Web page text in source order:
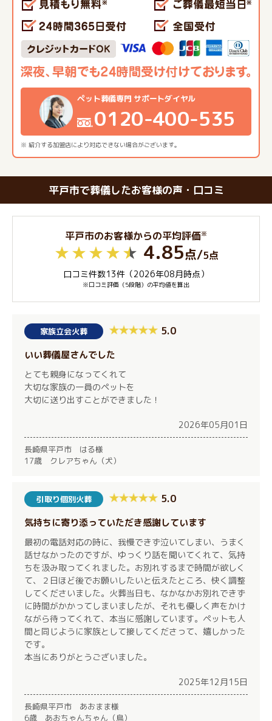
※ 紹介する加盟店により対応できない場合がございます。
ペット葬儀専門 サポートダイヤル
0120-400-535
平戸市で葬儀したお客様の声・口コミ
平戸市のお客様からの平均評価※
4.85点/5点
口コミ件数13件（2026年08月時点）
※口コミ評価（5段階）の平均値を算出
家族立会火葬 5.0
いい葬儀屋さんでした
とても親身になってくれて
大切な家族の一員のペットを
大切に送り出すことができました！
2026年05月01日
長崎県平戸市 はる様
17歳 クレアちゃん（犬）
引取り個別火葬 5.0
気持ちに寄り添っていただき感謝しています
最初の電話対応の時に、我慢できず泣いてしまい、うまく
話せなかったのですが、ゆっくり話を聞いてくれて、気持
ちを汲み取ってくれました。お別れするまで時間が欲しく
て、２日ほど後でお願いしたいと伝えたところ、快く調整
してくださいました。火葬当日も、なかなかお別れできず
に時間がかかってしまいましたが、それも優しく声をかけ
ながら待ってくれて、本当に感謝しています。ペットも人
間と同じように家族として接してくださって、嬉しかった
です。
本当にありがとうございました。
2025年12月15日
長崎県平戸市 あおまま様
6歳 あおちゃんちゃん（鳥）